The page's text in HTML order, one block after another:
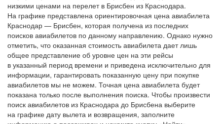
низкими ценами на перелет в Брисбен из Краснодара.
На графике представлена ориентировочная цена авиабилета
Краснодар — Брисбен, которая получена из последних
поисков авиабилетов по данному направлению. Однако нужно
отметить, что оказанная стоимость авиабилета дает лишь
общее представление об уровне цен на эти рейсы
в указанный период времени и приведена исключительно для
информации, гарантировать показанную цену при покупке
авиабилетов мы не можем. Точная цена авиабилета будет
показана только после выполнения поиска. Чтобы произвести
поиск авиабилетов из Краснодара до Брисбена выберите
на графике дату вылета и возвращения, заполните